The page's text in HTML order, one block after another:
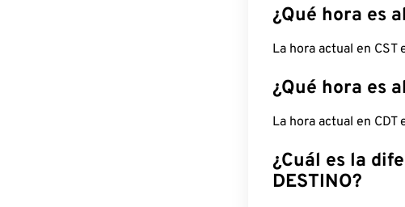
¿Qué hora es
La hora actual en
¿Qué hora es
La hora actual en
¿Cuál es la
DESTINO?